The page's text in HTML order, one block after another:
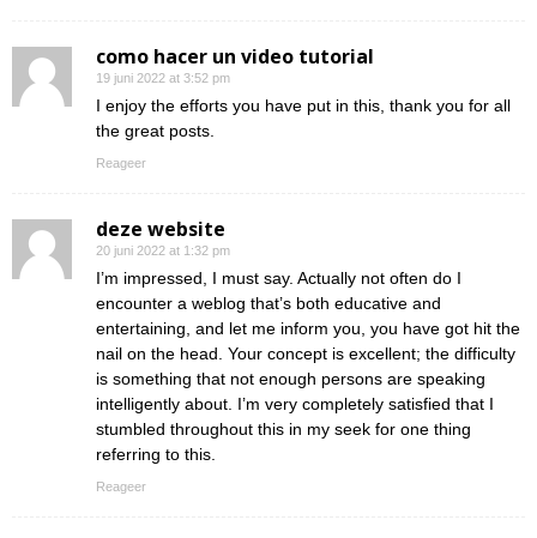
como hacer un video tutorial
19 juni 2022 at 3:52 pm
I enjoy the efforts you have put in this, thank you for all
the great posts.
Reageer
deze website
20 juni 2022 at 1:32 pm
I’m impressed, I must say. Actually not often do I
encounter a weblog that’s both educative and
entertaining, and let me inform you, you have got hit the
nail on the head. Your concept is excellent; the difficulty
is something that not enough persons are speaking
intelligently about. I’m very completely satisfied that I
stumbled throughout this in my seek for one thing
referring to this.
Reageer